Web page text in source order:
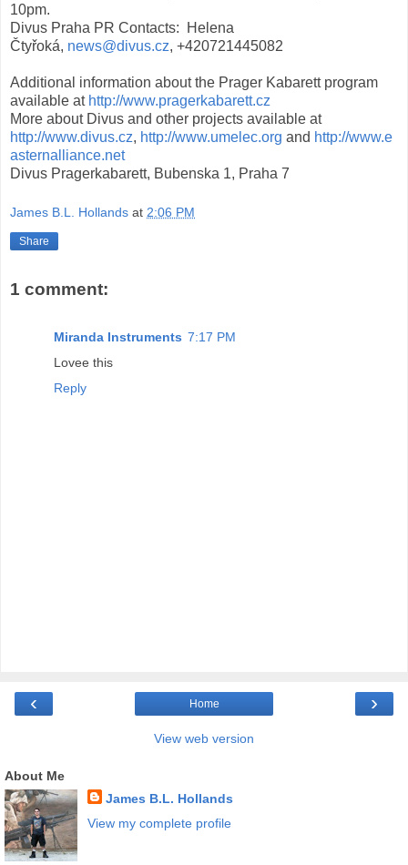
10pm.
Divus Praha PR Contacts: Helena
Čtyřoká, news@divus.cz, +420721445082
Additional information about the Prager Kabarett program
available at http://www.pragerkabarett.cz
More about Divus and other projects available at
http://www.divus.cz, http://www.umelec.org and http://www.e
asternalliance.net
Divus Pragerkabarett, Bubenska 1, Praha 7
James B.L. Hollands at 2:06 PM
Share
1 comment:
Miranda Instruments 7:17 PM
Lovee this
Reply
‹ ›
Home
View web version
About Me
James B.L. Hollands
View my complete profile